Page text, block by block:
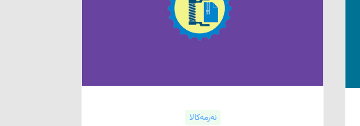
نەرمەکالا